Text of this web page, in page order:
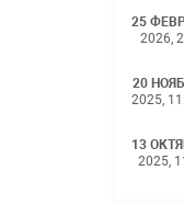
25
2026,
20
2025,
13
2025,